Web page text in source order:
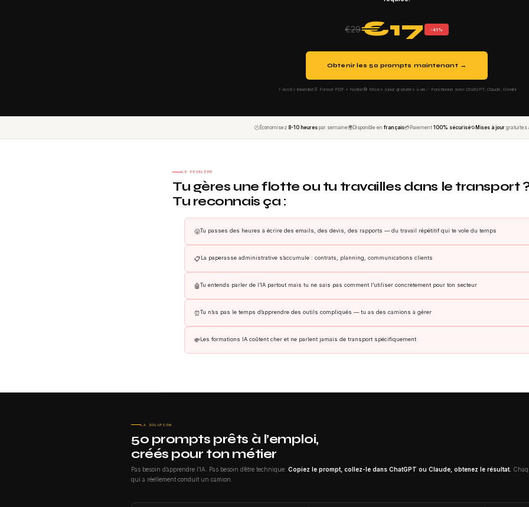
€29€17 -41%
Obtenir les 50 prompts maintenant →
⚡ Accès immédiat📄 Format PDF + Notion🔄 Mises à jour gratuites à vie ✅ Fonctionne avec ChatGPT, Claude, Gemini
🕐Économisez 8-10 heurespar semaine🌍Disponible en français💳Paiement 100% sécurisé🔁 Mises à jourgratuites
LE PROBLÈME
Tu gères une flotte ou tu travailles dans le transport
Tu reconnais ça :
😤Tu passes des heures à écrire des emails, des devis, des rapports — du travail répétitif qui te vole du temps
📋La paperasse administrative s’accumule : contrats, planning, communications clients
🤖Tu entends parler de l’IA partout mais tu ne sais pas comment l’utiliser concrètement pour ton secteur
⏰Tu n’as pas le temps d’apprendre des outils compliqués — tu as des camions à gérer
💸Les formations IA coûtent cher et ne parlent jamais de transport spécifiquement
LA SOLUTION
50 prompts prêts à l’emploi,
créés pour ton métier
Pas besoin d’apprendre l’IA. Pas besoin d’être technique. Copiez le prompt, collez-le dans ChatGPT ou Claude, obtenez le résultat.
qui a réellement conduit un camion.